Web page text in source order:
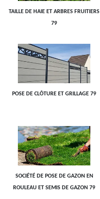
TAILLE DE HAIE ET ARBRES FRUITIERS
79
POSE DE CLÔTURE ET GRILLAGE 79
SOCIÉTÉ DE POSE DE GAZON EN
ROULEAU ET SEMIS DE GAZON 79